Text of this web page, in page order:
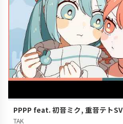
PPPP feat. 初音ミク, 重音テトSV
TAK